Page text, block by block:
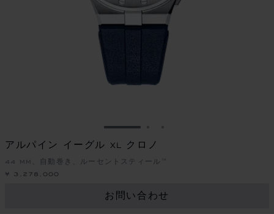
スライドに移動 1
アルパイン イーグル XL クロノ
44 MM、自動巻き、ルーセントスティール™
¥ 3,278,000
お問い合わせ